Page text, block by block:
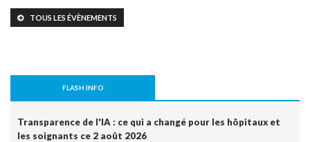
TOUS LES ÉVÈNEMENTS
FLASH INFO
Transparence de l'IA : ce qui a changé pour les hôpitaux et
les soignants ce 2 août 2026